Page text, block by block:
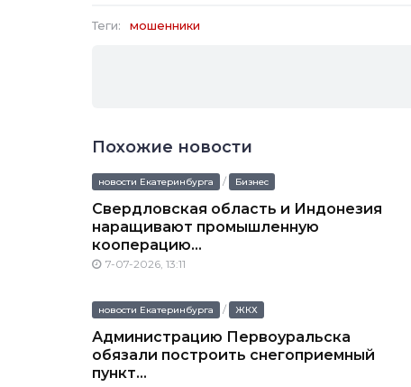
Теги: мошенники
Похожие новости
новости Екатеринбурга / Бизнес
Свердловская область и Индонезия
наращивают промышленную
кооперацию...
7-07-2026, 13:11
новости Екатеринбурга / ЖКХ
Администрацию Первоуральска
обязали построить снегоприемный
пункт...